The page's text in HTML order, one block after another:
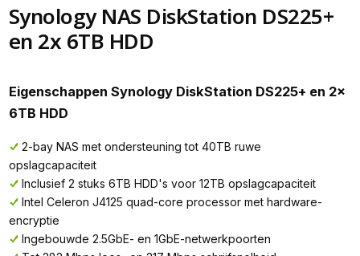
Synology NAS DiskStation DS225+
en 2x 6TB HDD
Eigenschappen Synology DiskStation DS225+ en 2x
6TB HDD
2-bay NAS met ondersteuning tot 40TB ruwe
opslagcapaciteit
Inclusief 2 stuks 6TB HDD's voor 12TB opslagcapaciteit
Intel Celeron J4125 quad-core processor met hardware-
encryptie
Ingebouwde 2.5GbE- en 1GbE-netwerkpoorten